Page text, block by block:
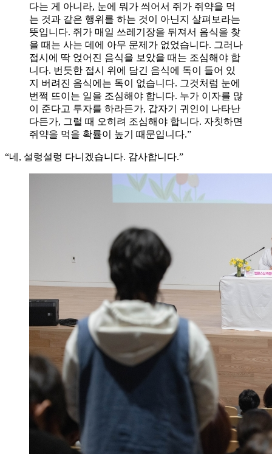
다는 게 아니라, 눈에 뭐가 씌어서 쥐가 쥐약을 먹
는 것과 같은 행위를 하는 것이 아닌지 살펴보라는
뜻입니다. 쥐가 매일 쓰레기장을 뒤져서 음식을 찾
을 때는 사는 데에 아무 문제가 없었습니다. 그러나
접시에 딱 얹어진 음식을 보았을 때는 조심해야 합
니다. 번듯한 접시 위에 담긴 음식에 독이 들어 있
지 버려진 음식에는 독이 없습니다. 그것처럼 눈에
번쩍 뜨이는 일을 조심해야 합니다. 누가 이자를 많
이 준다고 투자를 하라든가, 갑자기 귀인이 나타난
다든가, 그럴 때 오히려 조심해야 합니다. 자칫하면
쥐약을 먹을 확률이 높기 때문입니다.”
“네, 설렁설렁 다니겠습니다. 감사합니다.”